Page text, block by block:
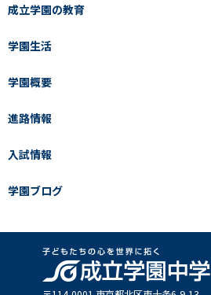
成立学園の教育
6年間の一貫教育
中学校
高等学校
成立メソッド
教科指導の特徴
卒業生の声
中学校
成立メソッド
卒業生の声
成立学園ならではの教育
見える学力×見えない学力
学園生活
年間行事
施設紹介
制服
学園ブログ
学園概要
学園の歩み
アクセス
進路情報
進路・進学
入試情報
中学入試Q&A
入試結果
説明会・イベント日程
出願方法・募集要項
学園ブログ